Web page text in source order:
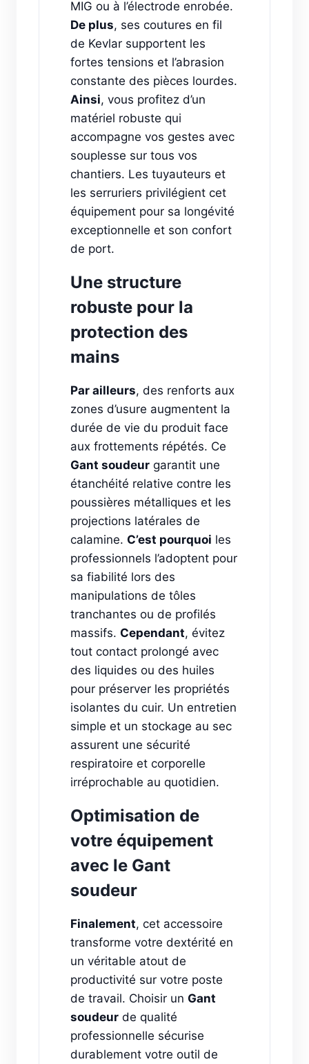
MIG ou à l’électrode enrobée.
De plus, ses coutures en fil
de Kevlar supportent les
fortes tensions et l’abrasion
constante des pièces lourdes.
Ainsi, vous profitez d’un
matériel robuste qui
accompagne vos gestes avec
souplesse sur tous vos
chantiers. Les tuyauteurs et
les serruriers privilégient cet
équipement pour sa longévité
exceptionnelle et son confort
de port.
Une structure
robuste pour la
protection des
mains
Par ailleurs, des renforts aux
zones d’usure augmentent la
durée de vie du produit face
aux frottements répétés. Ce
Gant soudeur garantit une
étanchéité relative contre les
poussières métalliques et les
projections latérales de
calamine. C’est pourquoi les
professionnels l’adoptent pour
sa fiabilité lors des
manipulations de tôles
tranchantes ou de profilés
massifs. Cependant, évitez
tout contact prolongé avec
des liquides ou des huiles
pour préserver les propriétés
isolantes du cuir. Un entretien
simple et un stockage au sec
assurent une sécurité
respiratoire et corporelle
irréprochable au quotidien.
Optimisation de
votre équipement
avec le Gant
soudeur
Finalement, cet accessoire
transforme votre dextérité en
un véritable atout de
productivité sur votre poste
de travail. Choisir un Gant
soudeur de qualité
professionnelle sécurise
durablement votre outil de